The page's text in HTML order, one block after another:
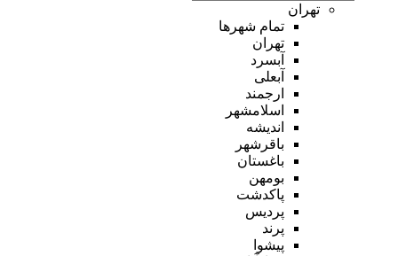
تهران
تمام شهر‌ها
تهران
آبسرد
آبعلی
ارجمند
اسلامشهر
اندیشه
باقرشهر
باغستان
بومهن
پاکدشت
پردیس
پرند
پیشوا